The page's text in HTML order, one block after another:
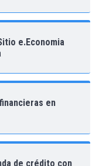
e.Economia
en
de crédito con